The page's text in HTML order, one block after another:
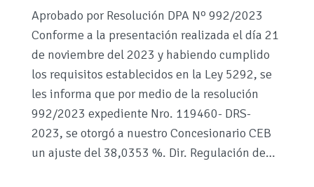
Aprobado por Resolución DPA Nº 992/2023
Conforme a la presentación realizada el día 21
de noviembre del 2023 y habiendo cumplido
los requisitos establecidos en la Ley 5292, se
les informa que por medio de la resolución
992/2023 expediente Nro. 119460- DRS-
2023, se otorgó a nuestro Concesionario CEB
un ajuste del 38,0353 %. Dir. Regulación de…